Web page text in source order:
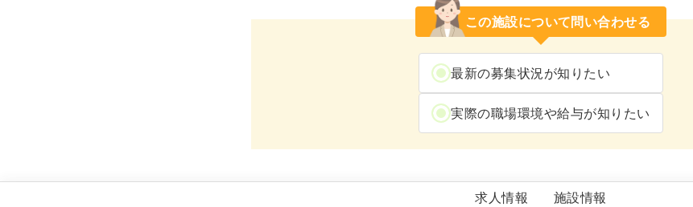
この施設について問い合わせる
最新の募集状況が知りたい
実際の職場環境や給与が知りたい
大宮ケアセンター
求人情報 施設情報